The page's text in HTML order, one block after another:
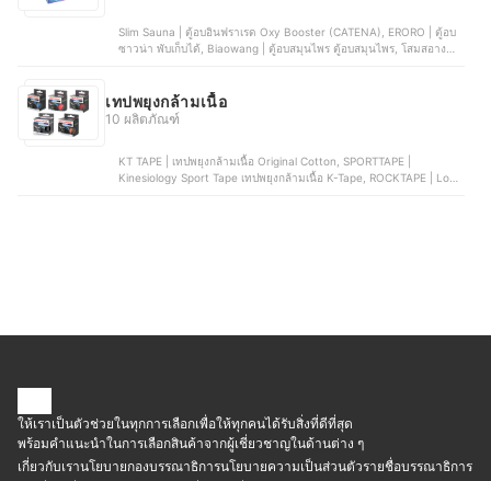
Slim Sauna | ตู้อบอินฟราเรด Oxy Booster (CATENA), ERORO | ตู้อบ
ซาวน่า พับเก็บได้, Biaowang | ตู้อบสมุนไพร ตู้อบสมุนไพร, โสมสอางค์ |
เทปพยุงกล้ามเนื้อ
10 ผลิตภัณฑ์
KT TAPE | เทปพยุงกล้ามเนื้อ Original Cotton, SPORTTAPE |
Kinesiology Sport Tape เทปพยุงกล้ามเนื้อ K-Tape, ROCKTAPE | Logo
ให้เราเป็นตัวช่วยในทุกการเลือกเพื่อให้ทุกคนได้รับสิ่งที่ดีที่สุด
พร้อมคำแนะนำในการเลือกสินค้าจากผู้เชี่ยวชาญในด้านต่าง ๆ
เกี่ยวกับเรานโยบายกองบรรณาธิการนโยบายความเป็นส่วนตัวรายชื่อบรรณาธิการ